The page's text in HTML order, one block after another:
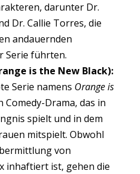
darunter Dr.
Dr. Callie Torres, die
andauernden
Serie führten.
is the New Black):
Serie namens Orange is
Comedy-Drama, das in
spielt und in dem
mitspielt. Obwohl
von
inhaftiert ist, gehen die